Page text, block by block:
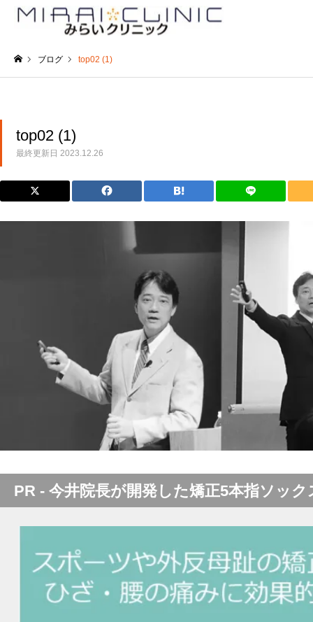
ブログ top02 (1)
top02 (1)
最終更新日 2023.12.26
PR - 今井院長が開発した矯正5本指ソック